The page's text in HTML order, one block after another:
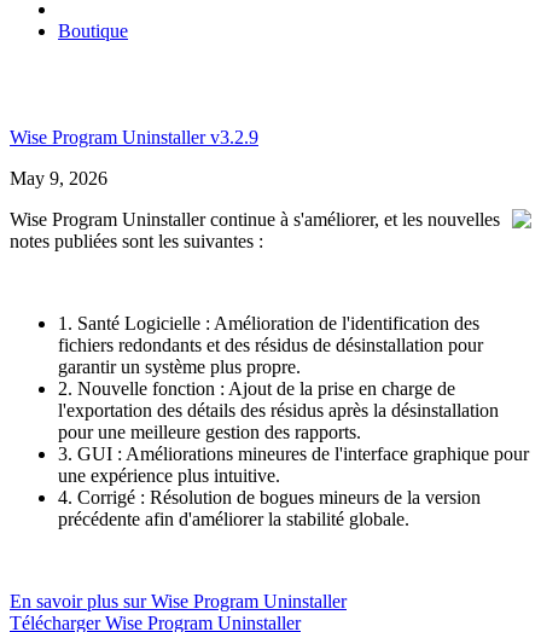
Boutique
Wise Program Uninstaller v3.2.9
May 9, 2026
Wise Program Uninstaller continue à s'améliorer, et les nouvelles
notes publiées sont les suivantes :
1. Santé Logicielle : Amélioration de l'identification des
fichiers redondants et des résidus de désinstallation pour
garantir un système plus propre.
2. Nouvelle fonction : Ajout de la prise en charge de
l'exportation des détails des résidus après la désinstallation
pour une meilleure gestion des rapports.
3. GUI : Améliorations mineures de l'interface graphique pour
une expérience plus intuitive.
4. Corrigé : Résolution de bogues mineurs de la version
précédente afin d'améliorer la stabilité globale.
En savoir plus sur Wise Program Uninstaller
Télécharger Wise Program Uninstaller